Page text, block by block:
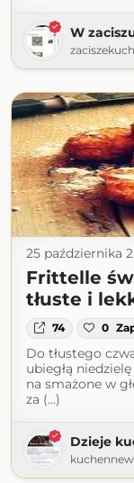
W
25 października
Frittelle
tłuste i
74 0
Do tłustego
ubiegłą
na smażone w
za (...)
Dzieje